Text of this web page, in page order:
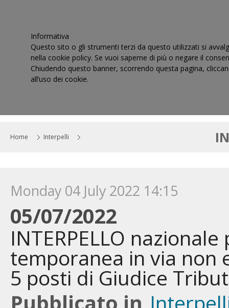
Home Interpelli
Monday 04 July 2022 14:15
05/07/2022
INTERPELLO
temporanea in via non
5 posti di Giudice
Informativa
Questo sito o gli strumenti terzi da questo utilizzati si
nella cookie policy. Se vuoi saperne di più o negare il
Chiudendo questo banner, scorrendo questa pagina,
all’uso dei cookie.